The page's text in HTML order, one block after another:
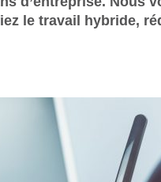
le travail hybride,